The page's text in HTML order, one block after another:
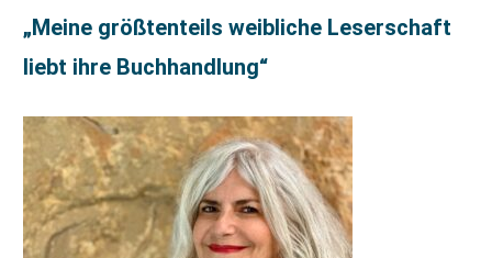
„Meine größtenteils weibliche Leserschaft
liebt ihre Buchhandlung“